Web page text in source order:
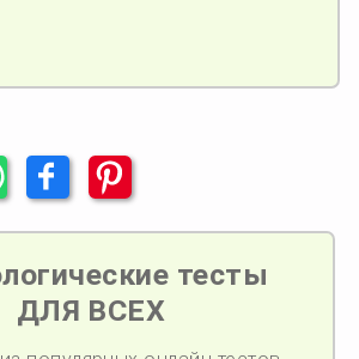
тесты
ДЛЯ ВСЕХ